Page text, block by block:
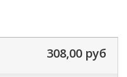
308,00 руб